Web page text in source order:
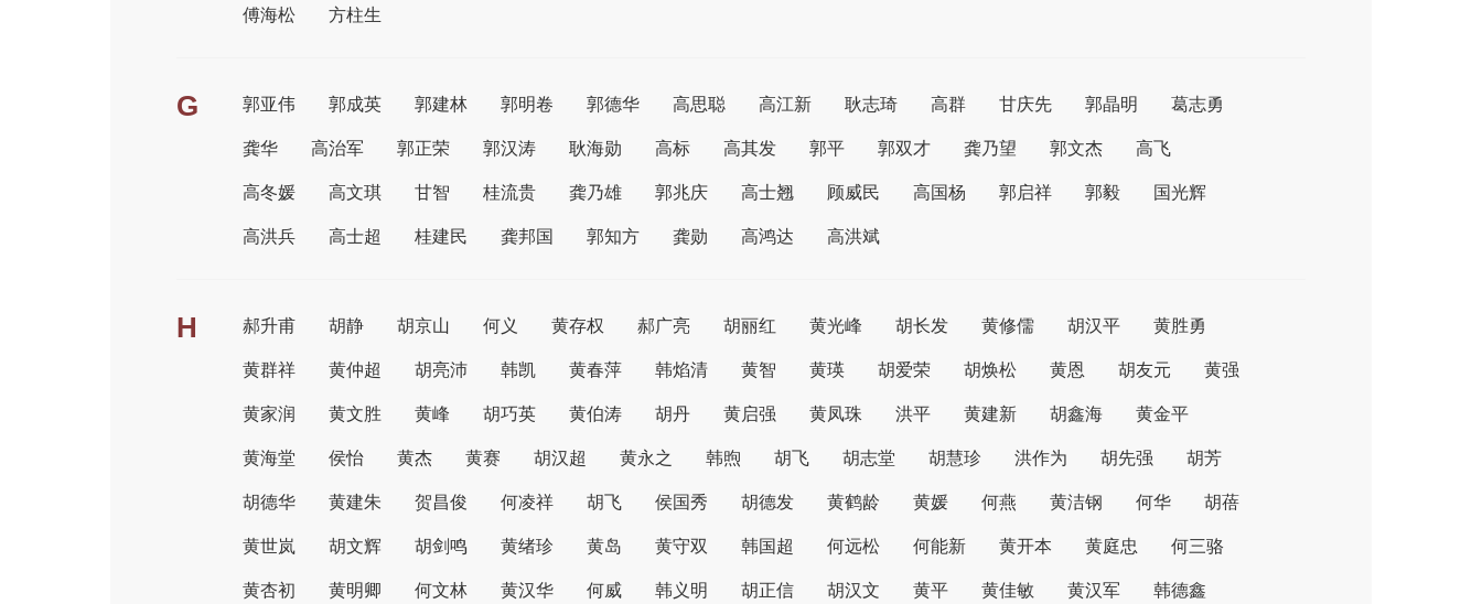
傅海松 方柱生
G 郭亚伟 郭成英 郭建林 郭明卷 郭德华 高思聪 高江新 耿志琦 高群 甘庆先 郭晶明 葛志勇
龚华 高治军 郭正荣 郭汉涛 耿海勋 高标 高其发 郭平 郭双才 龚乃望 郭文杰 高飞
高冬媛 高文琪 甘智 桂流贵 龚乃雄 郭兆庆 高士翘 顾威民 高国杨 郭启祥 郭毅 国光辉
高洪兵 高士超 桂建民 龚邦国 郭知方 龚勋 高鸿达 高洪斌
H 郝升甫 胡静 胡京山 何义 黄存权 郝广亮 胡丽红 黄光峰 胡长发 黄修儒 胡汉平 黄胜勇
黄群祥 黄仲超 胡亮沛 韩凯 黄春萍 韩焰清 黄智 黄瑛 胡爱荣 胡焕松 黄恩 胡友元 黄强
黄家润 黄文胜 黄峰 胡巧英 黄伯涛 胡丹 黄启强 黄凤珠 洪平 黄建新 胡鑫海 黄金平
黄海堂 侯怡 黄杰 黄赛 胡汉超 黄永之 韩煦 胡飞 胡志堂 胡慧珍 洪作为 胡先强 胡芳
胡德华 黄建朱 贺昌俊 何凌祥 胡飞 侯国秀 胡德发 黄鹤龄 黄媛 何燕 黄洁钢 何华 胡蓓
黄世岚 胡文辉 胡剑鸣 黄绪珍 黄岛 黄守双 韩国超 何远松 何能新 黄开本 黄庭忠 何三骆
黄杏初 黄明卿 何文林 黄汉华 何威 韩义明 胡正信 胡汉文 黄平 黄佳敏 黄汉军 韩德鑫